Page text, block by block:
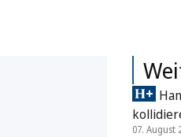
07. August